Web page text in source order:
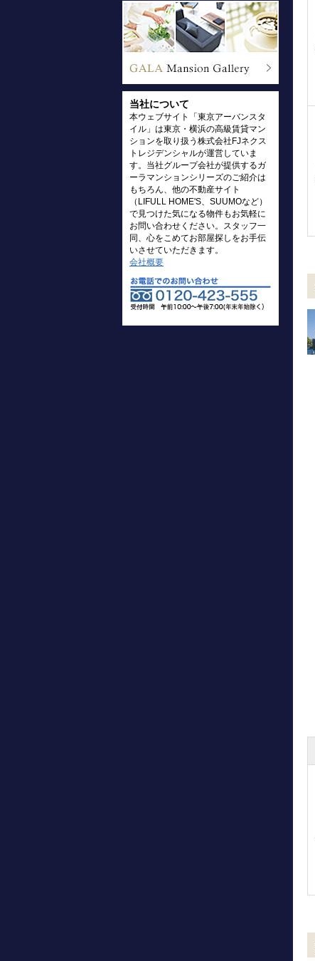
当社について
本ウェブサイト「東京アーバンスタ
イル」は東京・横浜の高級賃貸マン
ションを取り扱う株式会社FJネクス
トレジデンシャルが運営していま
す。当社グループ会社が提供するガ
ーラマンションシリーズのご紹介は
もちろん、他の不動産サイト
（LIFULL HOME'S、SUUMOなど）
で見つけた気になる物件もお気軽に
お問い合わせください。スタッフ一
同、心をこめてお部屋探しをお手伝
いさせていただきます。
会社概要